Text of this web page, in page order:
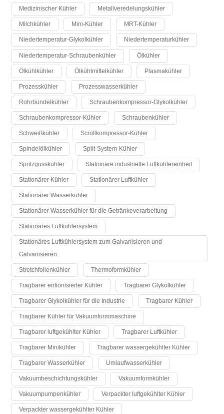
Medizinischer Kühler Metallveredelungskühler
Milchkühler Mini-Kühler MRT-Kühler
Niedertemperatur-Glykolkühler Niedertemperaturkühler
Niedertemperatur-Schraubenkühler Ölkühler
Ölkühlkühler Ölkühlmittelkühler Plasmakühler
Prozesskühler Prozesswasserkühler
Rohrbündelkühler Schraubenkompressor-Glykolkühler
Schraubenkompressor-Kühler Schraubenkühler
Schweißkühler Scrollkompressor-Kühler
Spindelölkühler Split-System-Kühler
Spritzgusskühler Stationäre industrielle Luftkühlereinheit
Stationärer Kühler Stationärer Luftkühler
Stationärer Wasserkühler
Stationärer Wasserkühler für die Getränkeverarbeitung
Stationäres Luftkühlersystem
Stationäres Luftkühlersystem zum Galvanisieren und
Galvanisieren
Stretchfolienkühler Thermoformkühler
Tragbarer entionisierter Kühler Tragbarer Glykolkühler
Tragbarer Glykolkühler für die Industrie Tragbarer Kühler
Tragbarer Kühler für Vakuumformmaschine
Tragbarer luftgekühlter Kühler Tragbarer Luftkühler
Tragbarer Minikühler Tragbarer wassergekühlter Kühler
Tragbarer Wasserkühler Umlaufwasserkühler
Vakuumbeschichtungskühler Vakuumformkühler
Vakuumpumpenkühler Verpackter luftgekühlter Kühler
Verpackter wassergekühlter Kühler